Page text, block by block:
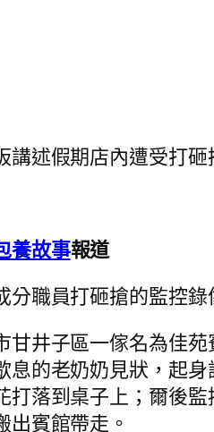
講述假期店內遭受打
養故事報道
分職員打砸搶的監控
甘井子區一傢名為佳
息的老奶奶見狀，起身
打落到桌子上；爾後
賓館帶走。